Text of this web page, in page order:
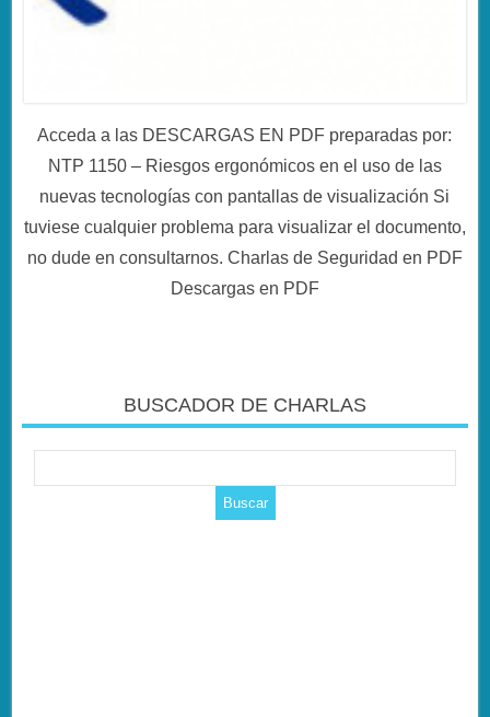
Acceda a las DESCARGAS EN PDF preparadas por:
NTP 1150 – Riesgos ergonómicos en el uso de las
nuevas tecnologías con pantallas de visualización Si
tuviese cualquier problema para visualizar el documento,
no dude en consultarnos. Charlas de Seguridad en PDF
Descargas en PDF
BUSCADOR DE CHARLAS